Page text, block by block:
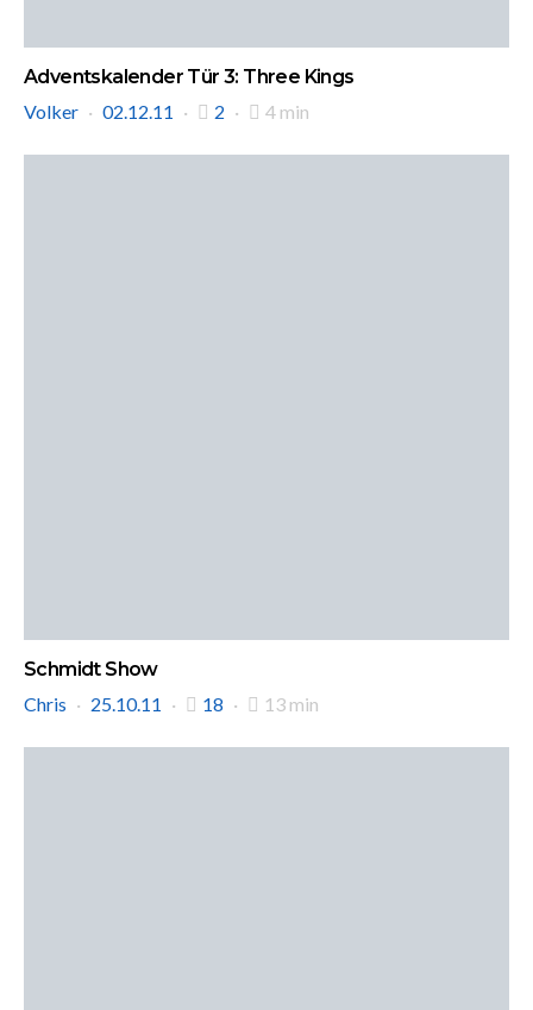
Adventskalender Tür 3: Three Kings
Volker
02.12.11 2 4 min
Schmidt Show
Chris
25.10.11 18 13 min